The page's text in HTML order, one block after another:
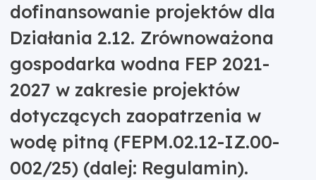
dofinansowanie projektów dla
Działania 2.12. Zrównoważona
gospodarka wodna FEP 2021-
2027 w zakresie projektów
dotyczących zaopatrzenia w
wodę pitną (FEPM.02.12-IZ.00-
002/25) (dalej: Regulamin).